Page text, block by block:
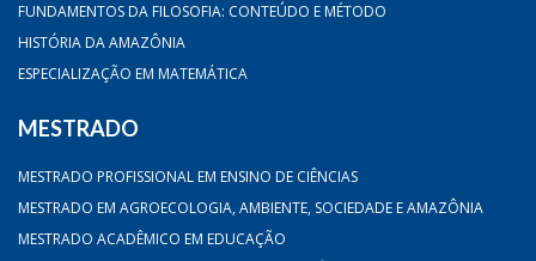
FUNDAMENTOS DA FILOSOFIA: CONTEÚDO E MÉTODO
HISTÓRIA DA AMAZÔNIA
ESPECIALIZAÇÃO EM MATEMÁTICA
MESTRADO
MESTRADO PROFISSIONAL EM ENSINO DE CIÊNCIAS
MESTRADO EM AGROECOLOGIA, AMBIENTE, SOCIEDADE E AMAZÔNIA
MESTRADO ACADÊMICO EM EDUCAÇÃO